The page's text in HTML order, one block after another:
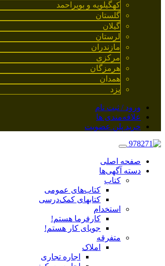
کهگیلویه و بویراحمد
گلستان
گیلان
لرستان
مازندران
مرکزی
هرمزگان
همدان
یزد
ورود / ثبت نام
علاقه‌مندی ها
خرید پلن عضویت
صفحه اصلی
دسته آگهی‌ها
کتاب
کتاب‌های عمومی
کتابهای کمک‌درسی
استخدام
کارفرما هستم!
جویای کار هستم!
متفرقه
املاک
اجاره تجاری